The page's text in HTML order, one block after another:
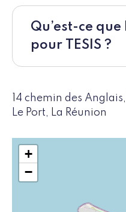
Qu’est-ce
pour TESIS ?
14 chemin des
Le Port, La Réunion
+
−